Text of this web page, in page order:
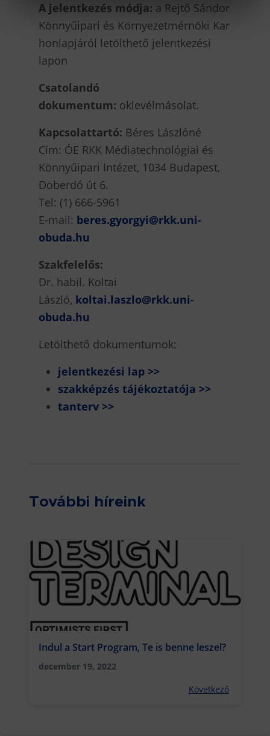
A jelentkezés módja: a Rejtő Sándor
Könnyűipari és Környezetmérnöki Kar
honlapjáról letölthető jelentkezési
lapon
Csatolandó
dokumentum: oklevélmásolat.
Kapcsolattartó: Béres Lászlóné
Cím: ÓE RKK Médiatechnológiai és
Könnyűipari Intézet, 1034 Budapest,
Doberdó út 6.
Tel: (1) 666-5961
E-mail: beres.gyorgyi@rkk.uni-
obuda.hu
Szakfelelős:
Dr. habil. Koltai
László, koltai.laszlo@rkk.uni-
obuda.hu
Letölthető dokumentumok:
jelentkezési lap >>
szakképzés tájékoztatója >>
tanterv >>
További híreink
Indul a Start Program, Te is benne leszel?
december 19, 2022
Következő